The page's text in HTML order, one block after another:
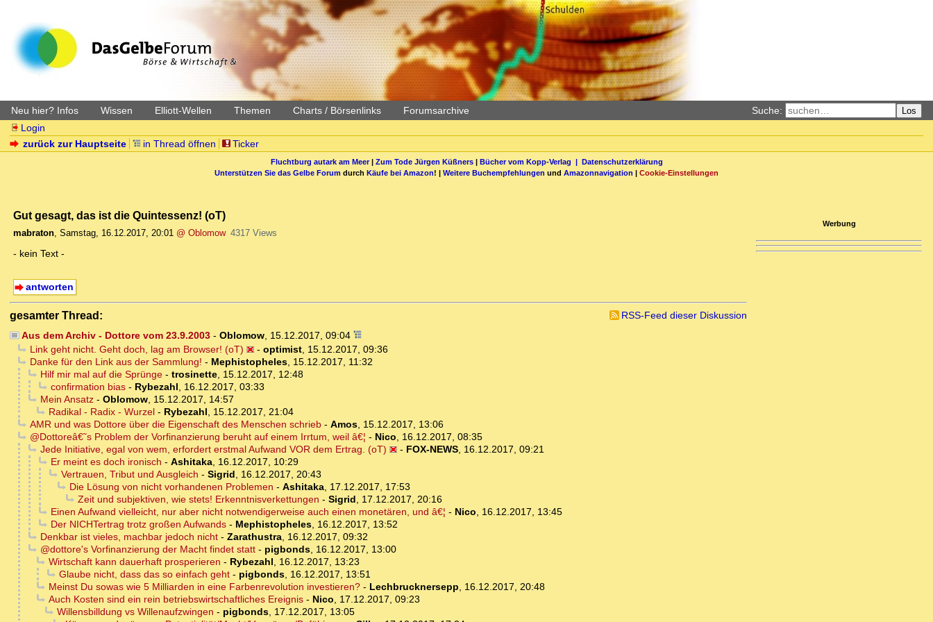
Neu hier? Infos Wissen Elliott-Wellen Themen Charts / Börsenlinks Forumsarchive Suche: Los
Login
zurück zur Hauptseite
in Thread öffnen Ticker
Fluchtburg autark am Meer| Zum Tode Jürgen Küßners| Bücher vom Kopp-Verlag | Datenschutzerklärung
Unterstützen Sie das Gelbe Forum durch Käufe bei Amazon! | Weitere Buchempfehlungen und Amazonnavigation | Cookie-Einstellungen
Gut gesagt, das ist die Quintessenz! (oT)
mabraton, Samstag, 16.12.2017, 20:01 @ Oblomow 4317 Views
- kein Text -
antworten
gesamter Thread:
RSS-Feed dieser Diskussion
Aus dem Archiv - Dottore vom 23.9.2003- Oblomow, 15.12.2017, 09:04
Link geht nicht. Geht doch, lag am Browser! (oT)
- optimist, 15.12.2017, 09:36
Danke für den Link aus der Sammlung! - Mephistopheles, 15.12.2017, 11:32
Hilf mir mal auf die Sprünge- trosinette, 15.12.2017, 12:48
confirmation bias- Rybezahl, 16.12.2017, 03:33
Mein Ansatz- Oblomow, 15.12.2017, 14:57
Radikal - Radix - Wurzel- Rybezahl, 15.12.2017, 21:04
AMR und was Dottore über die Eigenschaft des Menschen schrieb- Amos, 15.12.2017, 13:06
@Dottoreâ€˜s Problem der Vorfinanzierung beruht auf einem Irrtum, weil â€¦ - Nico, 16.12.2017, 08:35
Jede Initiative, egal von wem, erfordert erstmal Aufwand VOR dem Ertrag. (oT)
- FOX-NEWS, 16.12.2017, 09:21
Er meint es doch ironisch - Ashitaka, 16.12.2017, 10:29
Vertrauen, Tribut und Ausgleich - Sigrid, 16.12.2017, 20:43
Die Lösung von nicht vorhandenen Problemen - Ashitaka, 17.12.2017, 17:53
Zeit und subjektiven, wie stets! Erkenntnisverkettungen - Sigrid, 17.12.2017, 20:16
Einen Aufwand vielleicht, nur aber nicht notwendigerweise auch einen monetären, und â€¦ - Nico, 16.12.2017, 13:45
Der NICHTertrag trotz großen Aufwands- Mephistopheles, 16.12.2017, 13:52
Denkbar ist vieles, machbar jedoch nicht- Zarathustra, 16.12.2017, 09:32
@dottore's Vorfinanzierung der Macht findet statt- pigbonds, 16.12.2017, 13:00
Wirtschaft kann dauerhaft prosperieren - Rybezahl, 16.12.2017, 13:23
Glaube nicht, dass das so einfach geht- pigbonds, 16.12.2017, 13:51
Meinst Du sowas wie 5 Milliarden in eine Farbenrevolution investieren?- Lechbrucknersepp, 16.12.2017, 20:48
Auch Kosten sind ein rein betriebswirtschaftliches Ereignis- Nico, 17.12.2017, 09:23
Willensbilldung vs Willenaufzwingen - pigbonds, 17.12.2017, 13:05
Werbung